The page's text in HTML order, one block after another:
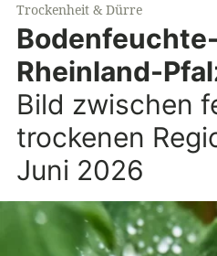
Trockenheit & Dürre
Rheinland-
Bild zwischen
trockenen
Juni 2026